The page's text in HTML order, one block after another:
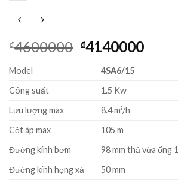
₫4600000 Giá
₫4600000.
₫4140000Giá
Model
4SA6/15
Công suất
1.5 Kw
Lưu lượng max
8.4 m³/h
Cột áp max
105 m
Đường kính bơm
98 mm thả vừa ống
Đường kính họng xả
50 mm